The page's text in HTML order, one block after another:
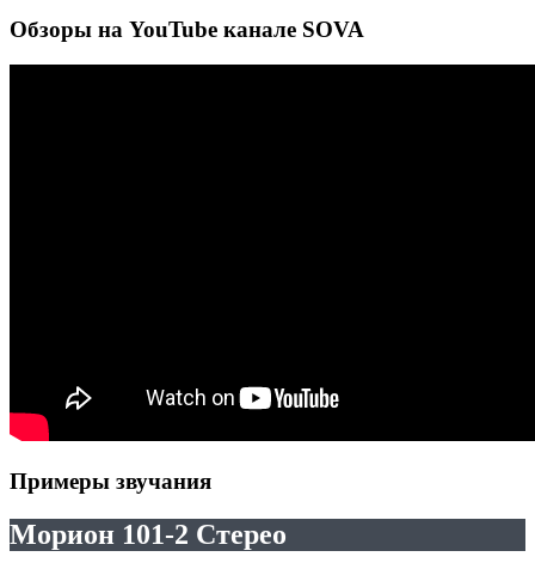
Обзоры на YouTube канале SOVA
Примеры звучания
Морион 101-2 Стерео